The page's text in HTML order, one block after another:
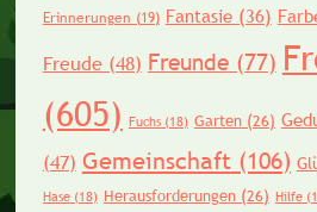
Erinnerungen (19) Fantasie(36)
Freude(48) Freunde(77)
(605) Fuchs(18) Garten(26)
(47) Gemeinschaft(106)
Hase(18) Herausforderungen(26) Hilfe